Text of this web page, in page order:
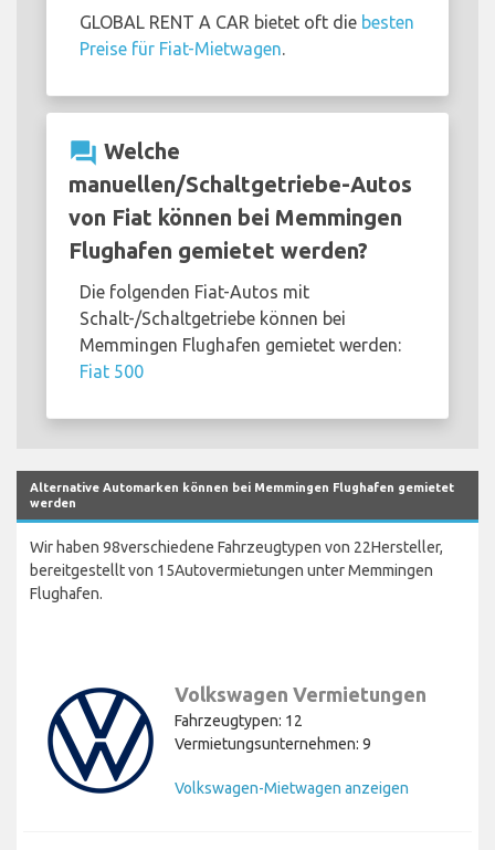
GLOBAL RENT A CAR bietet oft die besten
Preise für Fiat-Mietwagen.
question_answer Welche
manuellen/Schaltgetriebe-Autos
von Fiat können bei Memmingen
Flughafen gemietet werden?
Die folgenden Fiat-Autos mit
Schalt-/Schaltgetriebe können bei
Memmingen Flughafen gemietet werden:
Fiat 500
Alternative Automarken können bei Memmingen Flughafen gemietet
werden
Wir haben 98verschiedene Fahrzeugtypen von 22Hersteller,
bereitgestellt von 15Autovermietungen unter Memmingen
Flughafen.
Volkswagen Vermietungen
Fahrzeugtypen: 12
Vermietungsunternehmen: 9
Volkswagen-Mietwagen anzeigen